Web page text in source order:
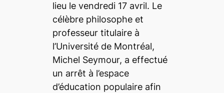
lieu le vendredi 17 avril. Le
célèbre philosophe et
professeur titulaire à
l’Université de Montréal,
Michel Seymour, a effectué
un arrêt à l’espace
d’éducation populaire afin